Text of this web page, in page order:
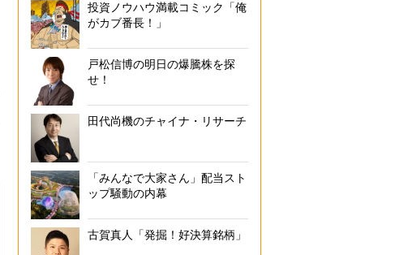
投資ノウハウ満載コミック「俺
がカブ番長！」
戸松信博の明日の爆騰株を探
せ！
田代尚機のチャイナ・リサーチ
「みんなで大家さん」配当スト
ップ騒動の内幕
古賀真人「発掘！好決算銘柄」